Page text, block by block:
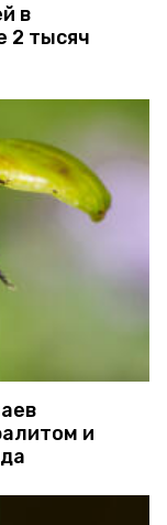
в
2 тысяч
и